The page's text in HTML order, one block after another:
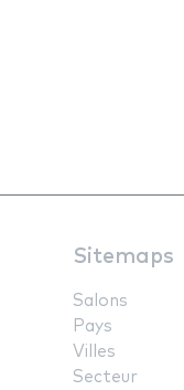
Sitemaps
Salons
Pays
Villes
Secteur